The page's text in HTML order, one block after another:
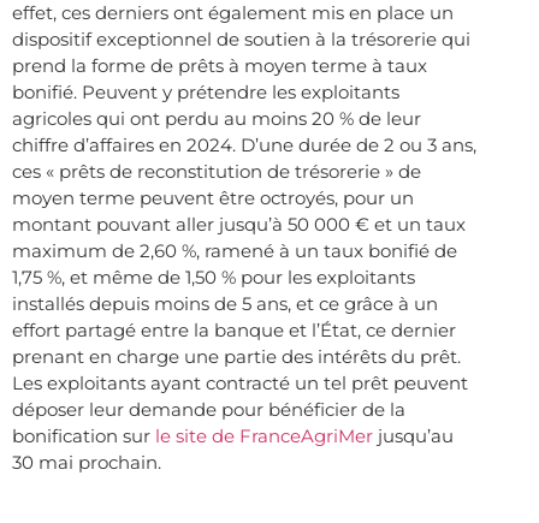
effet, ces derniers ont également mis en place un
dispositif exceptionnel de soutien à la trésorerie qui
prend la forme de prêts à moyen terme à taux
bonifié. Peuvent y prétendre les exploitants
agricoles qui ont perdu au moins 20 % de leur
chiffre d’affaires en 2024. D’une durée de 2 ou 3 ans,
ces « prêts de reconstitution de trésorerie » de
moyen terme peuvent être octroyés, pour un
montant pouvant aller jusqu’à 50 000 € et un taux
maximum de 2,60 %, ramené à un taux bonifié de
1,75 %, et même de 1,50 % pour les exploitants
installés depuis moins de 5 ans, et ce grâce à un
effort partagé entre la banque et l’État, ce dernier
prenant en charge une partie des intérêts du prêt.
Les exploitants ayant contracté un tel prêt peuvent
déposer leur demande pour bénéficier de la
bonification sur le site de FranceAgriMer jusqu’au
30 mai prochain.